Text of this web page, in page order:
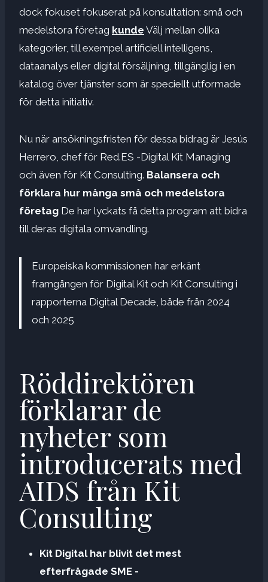
dock fokuset fokuserat på konsultation: små och
medelstora företag kunde Välj mellan olika
kategorier, till exempel artificiell intelligens,
dataanalys eller digital försäljning, tillgänglig i en
katalog över tjänster som är speciellt utformade
för detta initiativ.
Nu när ansökningsfristen för dessa bidrag är Jesús
Herrero, chef för Red.ES -Digital Kit Managing
och även för Kit Consulting. Balansera och
förklara hur många små och medelstora
företag De har lyckats få detta program att bidra
till deras digitala omvandling.
Europeiska kommissionen har erkänt
framgången för Digital Kit och Kit Consulting i
rapporterna Digital Decade, både från 2024
och 2025
Röddirektören
förklarar de
nyheter som
introducerats med
AIDS från Kit
Consulting
Kit Digital har blivit det mest
efterfrågade SME -